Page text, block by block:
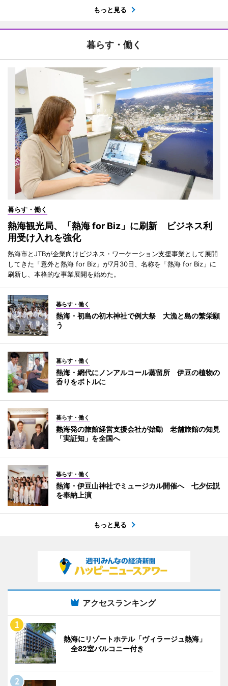
もっと見る
暮らす・働く
暮らす・働く
熱海観光局、「熱海 for Biz」に刷新 ビジネス利
用受け入れを強化
熱海市とJTBが企業向けビジネス・ワーケーション支援事業として展開
してきた「意外と熱海 for Biz」が7月30日、名称を「熱海 for Biz」に
刷新し、本格的な事業展開を始めた。
暮らす・働く
熱海・初島の初木神社で例大祭 大漁と島の繁栄願
う
暮らす・働く
熱海・網代にノンアルコール蒸留所 伊豆の植物の
香りをボトルに
暮らす・働く
熱海発の旅館経営支援会社が始動 老舗旅館の知見
「実証知」を全国へ
暮らす・働く
熱海・伊豆山神社でミュージカル開催へ 七夕伝説
を奉納上演
もっと見る
アクセスランキング
熱海にリゾートホテル「ヴィラージュ熱海」
全82室バルコニー付き